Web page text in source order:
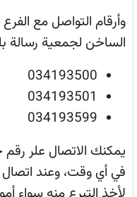
الساخن لجمعية رسالة
034193500
034193501
034193599
يمكنك الاتصال علر رقم
في أي وقت، وعند اتصال